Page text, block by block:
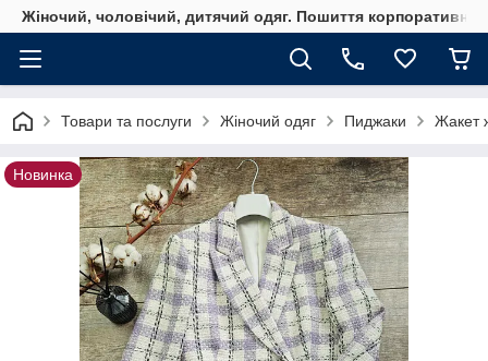
Жіночий, чоловічий, дитячий одяг. Пошиття
Товари та послуги Жіночий одяг Пиджаки Жакет
Новинка